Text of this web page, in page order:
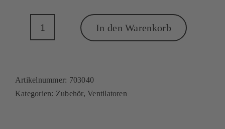
Leaf
In den Warenkorb
Artikelnummer: 703040
Kategorien: Zubehör,Ventilatoren